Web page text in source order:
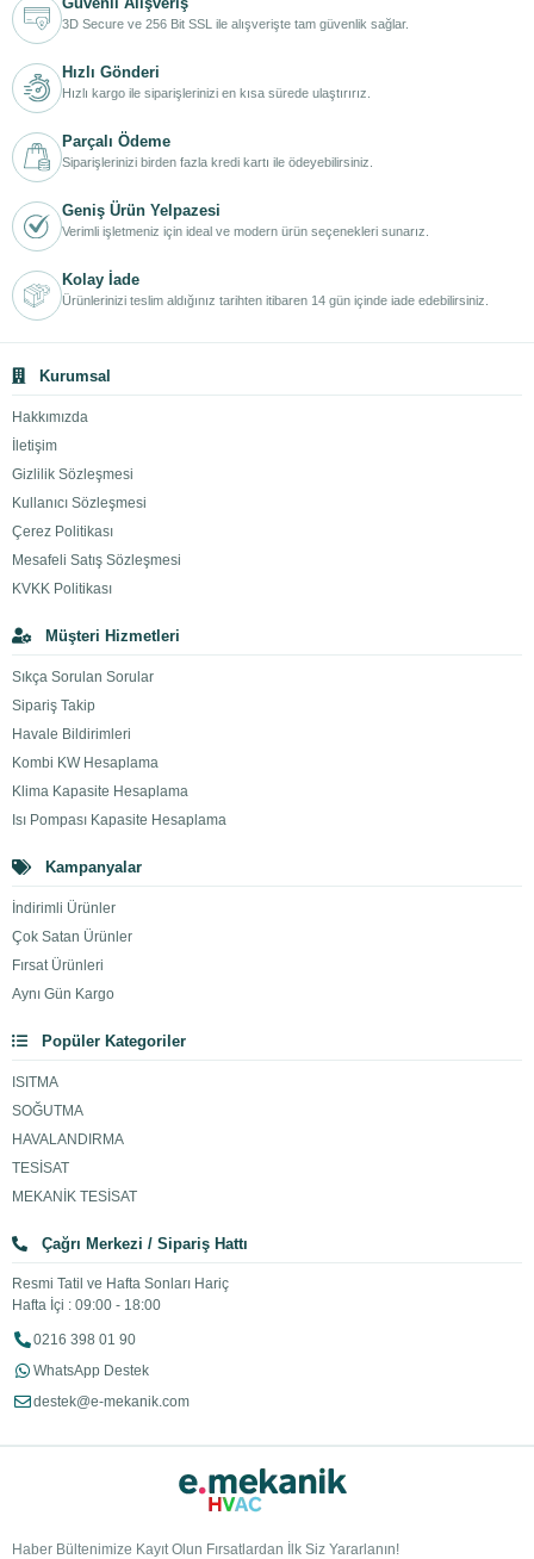
3D Secure ve 256 Bit SSL ile alışverişte tam güvenlik sağlar.
Hızlı Gönderi
Hızlı kargo ile siparişlerinizi en kısa sürede ulaştırırız.
Parçalı Ödeme
Siparişlerinizi birden fazla kredi kartı ile ödeyebilirsiniz.
Geniş Ürün Yelpazesi
Verimli işletmeniz için ideal ve modern ürün seçenekleri sunarız.
Kolay İade
Ürünlerinizi teslim aldığınız tarihten itibaren 14 gün içinde iade edebilirsiniz.
Kurumsal
Hakkımızda
İletişim
Gizlilik Sözleşmesi
Kullanıcı Sözleşmesi
Çerez Politikası
Mesafeli Satış Sözleşmesi
KVKK Politikası
Müşteri Hizmetleri
Sıkça Sorulan Sorular
Sipariş Takip
Havale Bildirimleri
Kombi KW Hesaplama
Klima Kapasite Hesaplama
Isı Pompası Kapasite Hesaplama
Kampanyalar
İndirimli Ürünler
Çok Satan Ürünler
Fırsat Ürünleri
Aynı Gün Kargo
Popüler Kategoriler
ISITMA
SOĞUTMA
HAVALANDIRMA
TESİSAT
MEKANİK TESİSAT
Çağrı Merkezi / Sipariş Hattı
Resmi Tatil ve Hafta Sonları Hariç
Hafta İçi : 09:00 - 18:00
0216 398 01 90
WhatsApp Destek
destek@e-mekanik.com
Haber Bültenimize Kayıt Olun Fırsatlardan İlk Siz Yararlanın!